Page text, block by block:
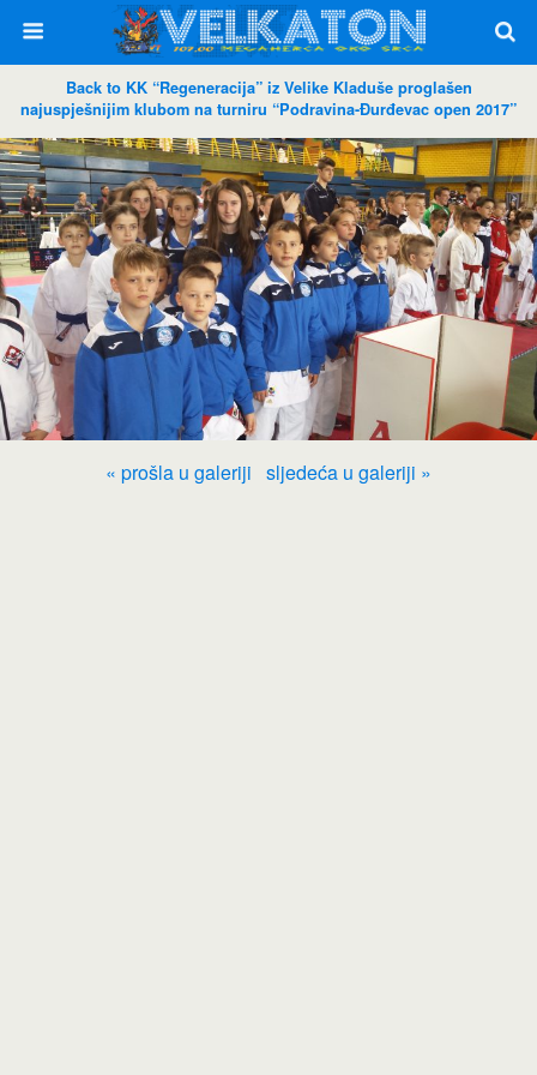
Back to KK “Regeneracija” iz Velike Kladuše proglašen
najuspješnijim klubom na turniru “Podravina-Đurđevac open 2017”
« prošla u galeriji sljedeća u galeriji »